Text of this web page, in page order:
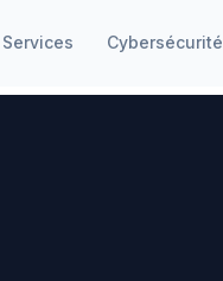
Services Cybersécurité